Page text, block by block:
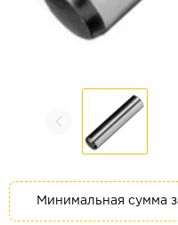
Минимальная сумма